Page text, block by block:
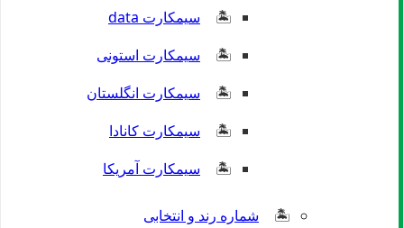
سیمکارت data
سیمکارت استونی
سیمکارت انگلستان
سیمکارت کانادا
سیمکارت آمریکا
شماره رند و انتخابی